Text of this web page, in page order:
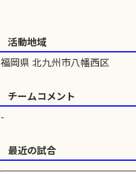
活動地域
福岡県 北九州市八幡西区
チームコメント
最近の試合